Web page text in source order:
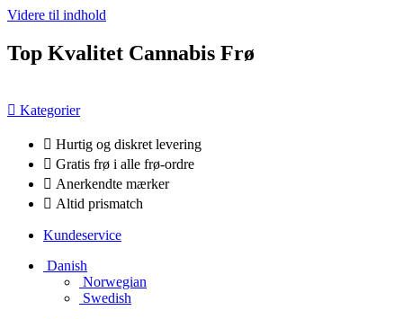
Videre til indhold
Top Kvalitet Cannabis Frø
Kategorier
Hurtig og diskret levering
Gratis frø i alle frø-ordre
Anerkendte mærker
Altid prismatch
Kundeservice
Danish
Norwegian
Swedish